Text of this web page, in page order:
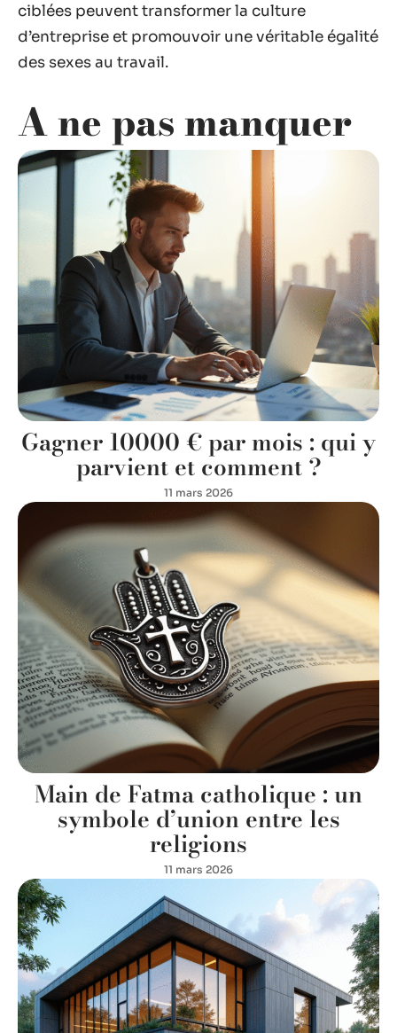
ciblées peuvent transformer la culture
d’entreprise et promouvoir une véritable égalité
des sexes au travail.
A ne pas manquer
Gagner 10000 € par mois : qui y
parvient et comment ?
11 mars 2026
Main de Fatma catholique : un
symbole d’union entre les
religions
11 mars 2026